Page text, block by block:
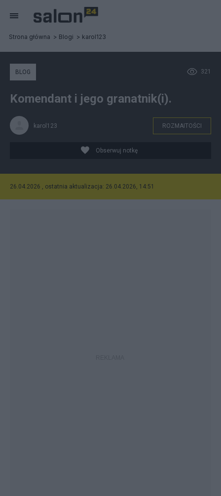
Strona główna Blogi karol123
321
BLOG
Komendant i jego granatnik(i).
karol123 ROZMAITOŚCI
Obserwuj notkę
26.04.2026 , ostatnia aktualizacja: 26.04.2026, 14:51